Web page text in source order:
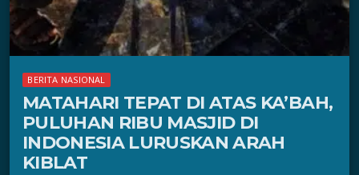
BERITA NASIONAL
MATAHARI TEPAT DI ATAS KA’BAH,
PULUHAN RIBU MASJID DI
INDONESIA LURUSKAN ARAH
KIBLAT